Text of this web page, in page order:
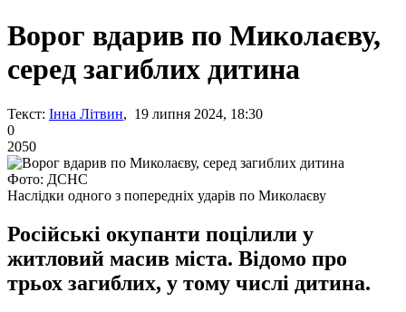
Ворог вдарив по Миколаєву,
серед загиблих дитина
Текст: Інна Літвин, 19 липня 2024, 18:30
0
2050
Фото: ДСНС
Наслідки одного з попередніх ударів по Миколаєву
Російські окупанти поцілили у
житловий масив міста. Відомо про
трьох загиблих, у тому числі дитина.